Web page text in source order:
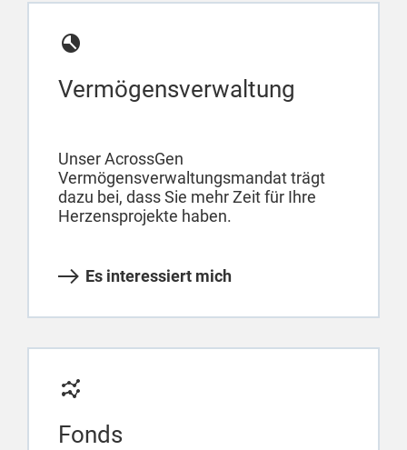
Vermögensverwaltung
Unser AcrossGen
Vermögensverwaltungsmandat trägt
dazu bei, dass Sie mehr Zeit für Ihre
Herzensprojekte haben.
Es interessiert mich
Fonds